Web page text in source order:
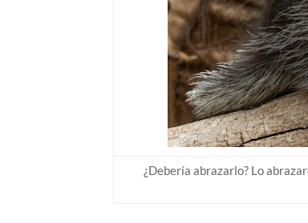
¿Debería abrazarlo? Lo